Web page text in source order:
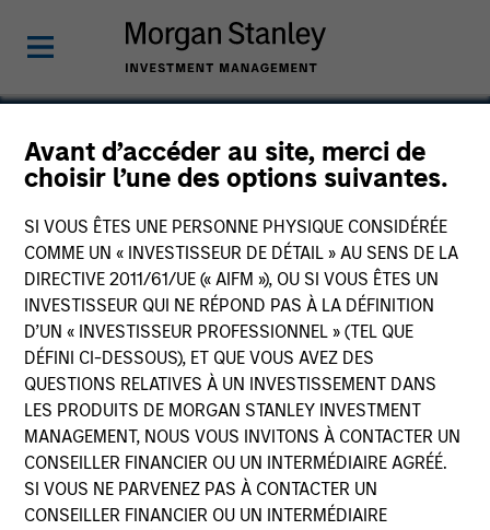
Avant d’accéder au site, merci de
choisir l’une des options suivantes.
SI VOUS ÊTES UNE PERSONNE PHYSIQUE CONSIDÉRÉE
COMME UN « INVESTISSEUR DE DÉTAIL » AU SENS DE LA
DIRECTIVE 2011/61/UE (« AIFM »), OU SI VOUS ÊTES UN
INVESTISSEUR QUI NE RÉPOND PAS À LA DÉFINITION
D’UN « INVESTISSEUR PROFESSIONNEL » (TEL QUE
DÉFINI CI-DESSOUS), ET QUE VOUS AVEZ DES
QUESTIONS RELATIVES À UN INVESTISSEMENT DANS
LES PRODUITS DE MORGAN STANLEY INVESTMENT
MANAGEMENT, NOUS VOUS INVITONS À CONTACTER UN
CONSEILLER FINANCIER OU UN INTERMÉDIAIRE AGRÉÉ.
SI VOUS NE PARVENEZ PAS À CONTACTER UN
CONSEILLER FINANCIER OU UN INTERMÉDIAIRE
Hanwha L&C